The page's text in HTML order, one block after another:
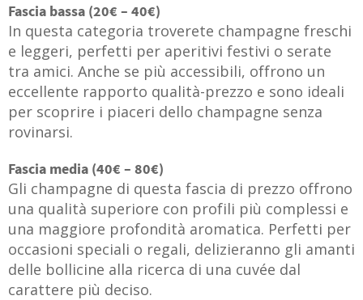
Fascia bassa (20€ – 40€)
In questa categoria troverete champagne freschi
e leggeri, perfetti per aperitivi festivi o serate
tra amici. Anche se più accessibili, offrono un
eccellente rapporto qualità-prezzo e sono ideali
per scoprire i piaceri dello champagne senza
rovinarsi.
Fascia media (40€ – 80€)
Gli champagne di questa fascia di prezzo offrono
una qualità superiore con profili più complessi e
una maggiore profondità aromatica. Perfetti per
occasioni speciali o regali, delizieranno gli amanti
delle bollicine alla ricerca di una cuvée dal
carattere più deciso.